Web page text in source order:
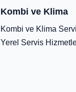
Kombi ve Klima
Kombi ve Klima
Yerel Servis